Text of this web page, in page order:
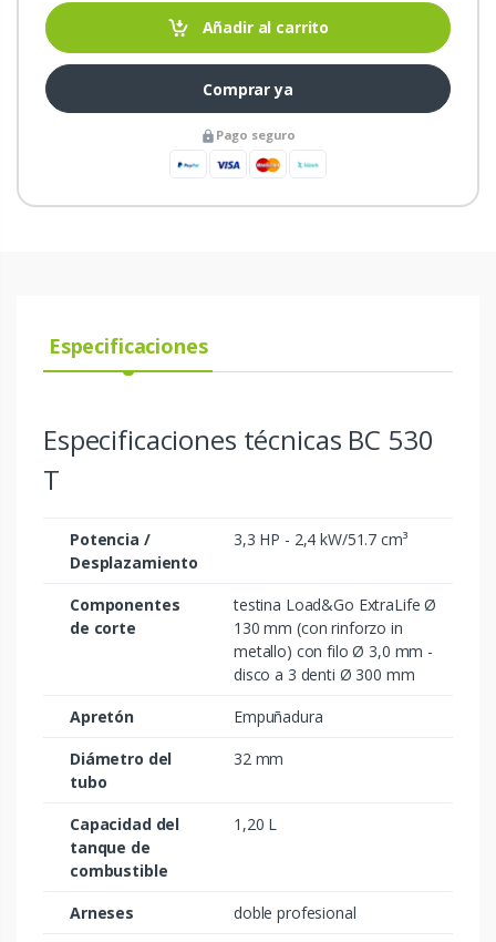
Añadir al carrito
Comprar ya
Pago seguro
Especificaciones
Especificaciones técnicas BC 530
T
Potencia /
Desplazamiento
3,3 HP - 2,4 kW/51.7 cm³
Componentes
de corte
testina Load&Go ExtraLife Ø
130 mm (con rinforzo in
metallo) con filo Ø 3,0 mm -
disco a 3 denti Ø 300 mm
Apretón
Empuñadura
Diámetro del
tubo
32 mm
Capacidad del
tanque de
combustible
1,20 L
Arneses
doble profesional